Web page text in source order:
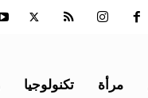
مرأة تكنولوجيا